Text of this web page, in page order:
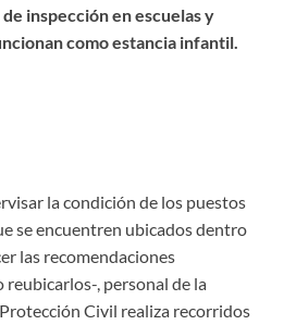
inspección en escuelas y
como estancia infantil.
la condición de los puestos
se encuentren ubicados dentro
las recomendaciones
reubicarlos-, personal de la
Civil realiza recorridos